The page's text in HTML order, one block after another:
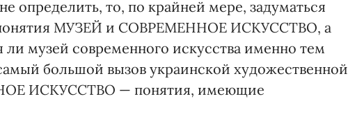
определить, то, по крайней мере, задуматься
понятия МУЗЕЙ и СОВРЕМЕННОЕ ИСКУССТВО, а
ли музей современного искусства именно тем
большой вызов украинской художественной
ИСКУССТВО — понятия, имеющие